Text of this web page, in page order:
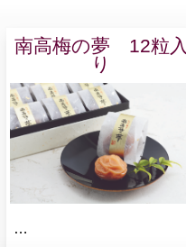
南高梅の夢 12粒入
り
…